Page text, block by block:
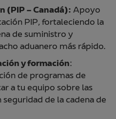
(PIP – Canadá): Apoyo
PIP, fortaleciendo la
de suministro y
aduanero más rápido.
y formación:
de programas de
a tu equipo sobre las
de la cadena de